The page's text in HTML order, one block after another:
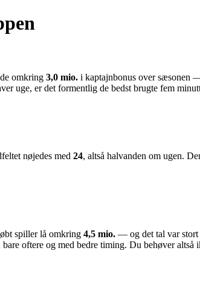
omkring 3,0 mio. i kaptajnbonus over sæsonen
uge, er det formentlig de bedst brugte fem
nøjedes med 24, altså halvanden om ugen.
spiller lå omkring 4,5 mio. — og det tal var stort
oftere og med bedre timing. Du behøver